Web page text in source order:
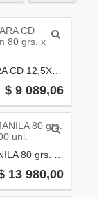
SOBRE PARA CD 12,5X12,5cm 80 grs. x 250u
$ 9 089,06
13 980,00